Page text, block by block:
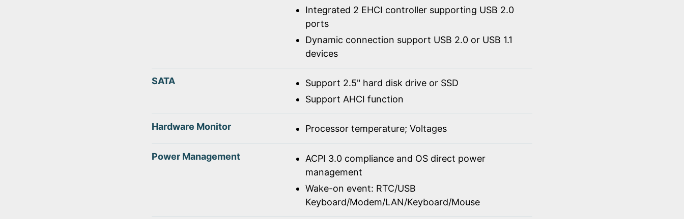
Integrated 2 EHCI controller supporting USB 2.0
ports
Dynamic connection support USB 2.0 or USB 1.1
devices
SATA
Support 2.5" hard disk drive or SSD
Support AHCI function
Hardware Monitor Processor temperature; Voltages
Power Management
ACPI 3.0 compliance and OS direct power
management
Wake-on event: RTC/USB
Keyboard/Modem/LAN/Keyboard/Mouse